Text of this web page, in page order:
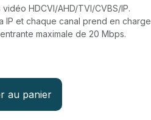
HDCVI/AHD/TVI/CVBS/IP.
IP et chaque canal prend en charge
maximale de 20 Mbps.
au panier